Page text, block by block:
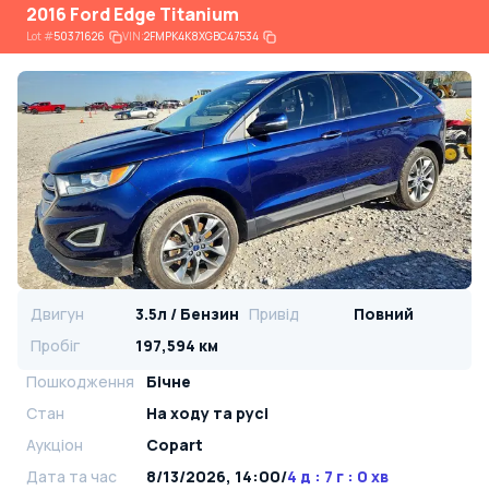
2016 Ford Edge Titanium
Lot#50371626 VIN:2FMPK4K8XGBC47534
Двигун 3.5л / Бензин Привід
Повний
Пробіг
197,594 км
Пошкодження
Бічне
Стан
На ​​ходу та русі
Аукціон
Copart
Дата та час
8/13/2026, 14:00/4 д : 7 г : 0 хв